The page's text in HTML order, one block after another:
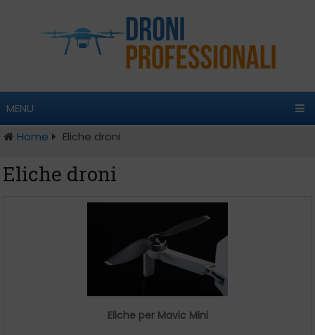
MENU
Home
Eliche droni
Eliche droni
Eliche per Mavic Mini